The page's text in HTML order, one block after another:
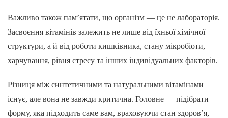
Важливо також пам’ятати, що організм — це не лабораторія.
Засвоєння вітамінів залежить не лише від їхньої хімічної
структури, а й від роботи кишківника, стану мікробіоти,
харчування, рівня стресу та інших індивідуальних факторів.
Різниця між синтетичними та натуральними вітамінами
існує, але вона не завжди критична. Головне — підібрати
форму, яка підходить саме вам, враховуючи стан здоров’я,